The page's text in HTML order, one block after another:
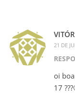
21 DE
oi
17